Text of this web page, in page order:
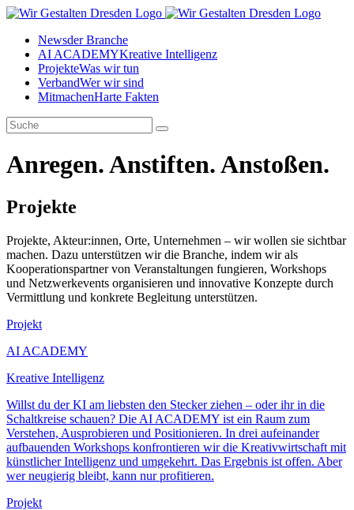
Newsder Branche
AI ACADEMYKreative Intelligenz
ProjekteWas wir tun
VerbandWer wir sind
MitmachenHarte Fakten
Anregen. Anstiften. Anstoßen.
Projekte
Projekte, Akteur:innen, Orte, Unternehmen – wir wollen sie sichtbar
machen. Dazu unterstützen wir die Branche, indem wir als
Kooperationspartner von Veranstaltungen fungieren, Workshops
und Netzwerkevents organisieren und innovative Konzepte durch
Vermittlung und konkrete Begleitung unterstützen.
Projekt
AI ACADEMY
Kreative Intelligenz
Willst du der KI am liebsten den Stecker ziehen – oder ihr in die
Schaltkreise schauen? Die AI ACADEMY ist ein Raum zum
Verstehen, Ausprobieren und Positionieren. In drei aufeinander
aufbauenden Workshops konfrontieren wir die Kreativwirtschaft mit
künstlicher Intelligenz und umgekehrt. Das Ergebnis ist offen. Aber
wer neugierig bleibt, kann nur profitieren.
Projekt